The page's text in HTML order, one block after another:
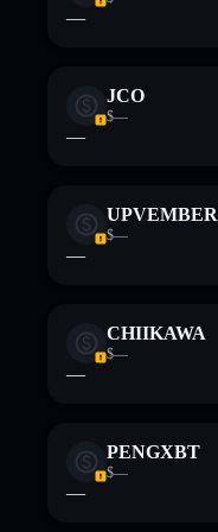
—
JCO
$—
—
UPVEMBER
$—
—
CHIIKAWA
$—
—
PENGXBT
$—
—